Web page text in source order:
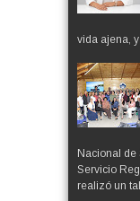
vida ajena,
Nacional de
Servicio
realizó un